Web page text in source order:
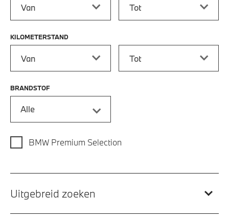
KILOMETERSTAND
BRANDSTOF
Alle
BMW Premium Selection
Uitgebreid zoeken